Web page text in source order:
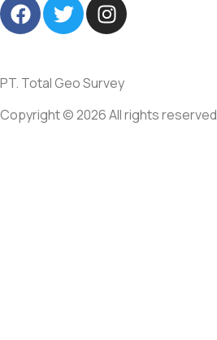
PT. Total Geo Survey
Copyright © 2026 All rights reserved